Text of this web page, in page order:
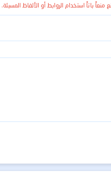
باتاً استخدام الروابط أو الألفاظ المسيئة.